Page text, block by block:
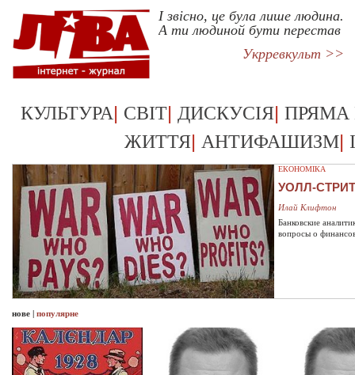
І звісно, це була лише людина.
А ти людиной бути перестав
Укрревкульт >>
КУЛЬТУРА| СВІТ| ДИСКУСІЯ| ПРЯМА
ЖИТТЯ| АНТИФАШИЗМ|
ЕКОНОМІКА
УОЛЛ-
Илай Клифтон
Банковские
вопросы о
нове | популярне